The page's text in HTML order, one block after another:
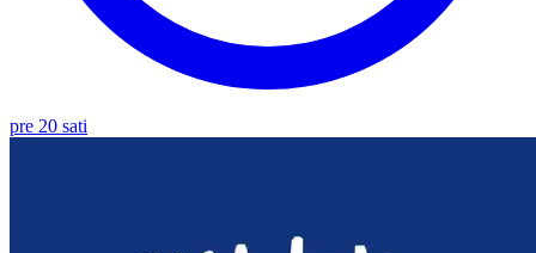
pre 20 sati